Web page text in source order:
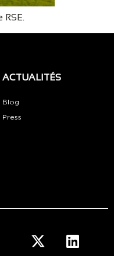
RSE.
ACTUALITÉS
Blog
Press